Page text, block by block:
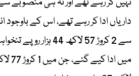
داریاں ادا کر رہے تھے، اس کے
سے 2 کروڑ 57 لاکھ 44